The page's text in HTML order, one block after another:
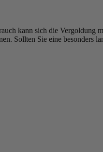
kann sich die Vergoldung
Sollten Sie eine besonders